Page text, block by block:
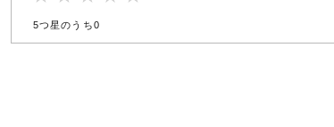
5つ星のうち0